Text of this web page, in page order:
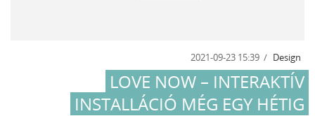
2021-09-23 15:39 Design
LOVE NOW – INTERAKTÍV
INSTALLÁCIÓ MÉG EGY HÉTIG